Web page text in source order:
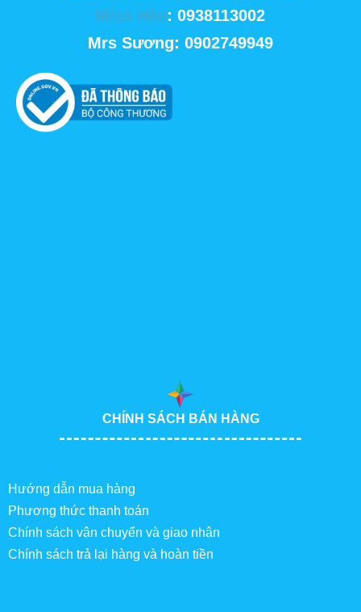
Miss Hảo: 0938113002
Mrs Sương: 0902749949
CHÍNH SÁCH BÁN HÀNG
Hướng dẫn mua hàng
Phương thức thanh toán
Chính sách vận chuyển và giao nhận
Chính sách trả lại hàng và hoàn tiền